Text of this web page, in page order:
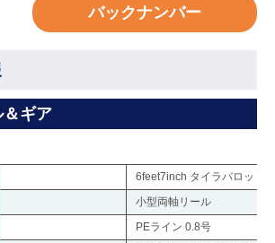
バックナンバー
ギア
6feet7inch タイラバロッド
小型両軸リール
PEライン 0.8号